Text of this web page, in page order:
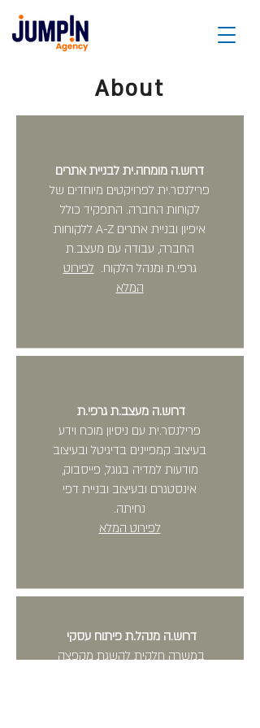
About
דרוש.ה מומחה.ית לבניית אתרים
פרילנסר.ית לפרויקטים מיוחדים של
לקוחות החברה. התפקיד כולל
איפיון ובניית אתרים A-Z ללקוחות
החברה, עבודה עם מעצב.ת
גרפי.ת ומנהל הלקוח. לפירוט
המלא
דרוש.ה מעצב.ת גרפי.ת
פרילנסר.ית עם ניסיון מוכח וידע
בעיצוב קמפיינים בדיגיטל ובעיצוב
מודעות למדיה בגוגל, פייסבוק,
אינסטגרם ובעיצוב ובניית דפי
נחיתה.
לפירוט המלא
דרוש.ה מנהל.ת פיתוח עסקי
במשרה חלקית להשגת מקפצה